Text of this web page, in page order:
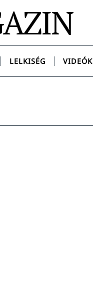
LELKISÉG VIDEÓK